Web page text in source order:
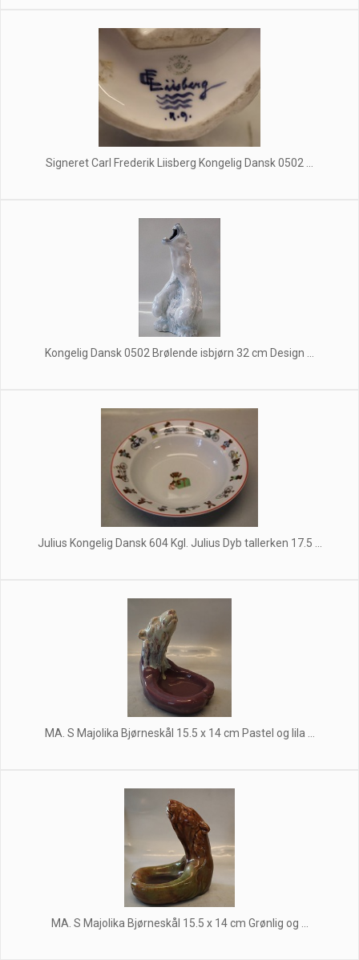
Signeret Carl Frederik Liisberg Kongelig Dansk 0502 ...
Kongelig Dansk 0502 Brølende isbjørn 32 cm Design ...
Julius Kongelig Dansk 604 Kgl. Julius Dyb tallerken 17.5 ...
MA. S Majolika Bjørneskål 15.5 x 14 cm Pastel og lila ...
MA. S Majolika Bjørneskål 15.5 x 14 cm Grønlig og ...